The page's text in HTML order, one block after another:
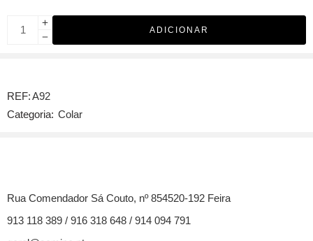
ADICIONAR
REF:A92
Categoria: Colar
Rua Comendador Sá Couto, nº 854520-192 Feira
913 118 389 / 916 318 648 / 914 094 791